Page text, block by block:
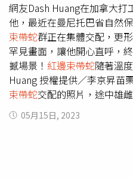
網友Dash Huang在加拿大
他，最近在曼尼托巴省自然
束帶蛇群正在集體交配，更
罕見畫面，讓他開心直呼，
撼場景！ 紅邊束帶蛇隨著溫
Huang 授權提供／李京昇苗
束帶蛇交配的照片，途中雄
團一團的交配球。他在臉書
寒，總算盼到了加拿大春季
05月15日, 2023